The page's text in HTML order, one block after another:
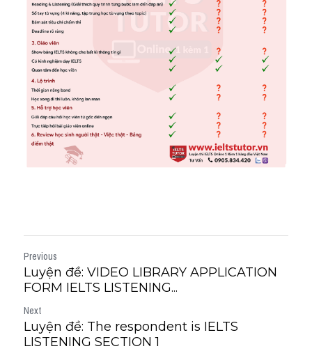
Previous
Luyện đề: VIDEO LIBRARY APPLICATION
FORM IELTS LISTENING...
Next
Luyện đề: The respondent is IELTS
LISTENING SECTION 1